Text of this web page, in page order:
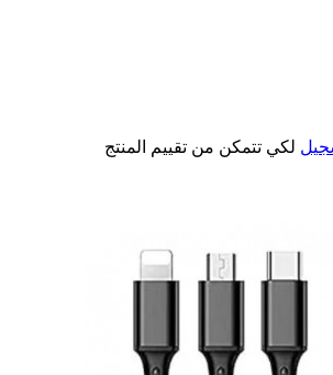
لكي تتمكن من تقييم المنتج